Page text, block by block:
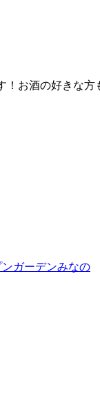
お酒の好きな
ンガーデンみなの